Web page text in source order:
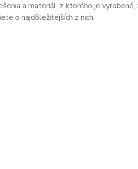
a materiál, z ktorého je vyrobené,
o najdôležitejších z nich.